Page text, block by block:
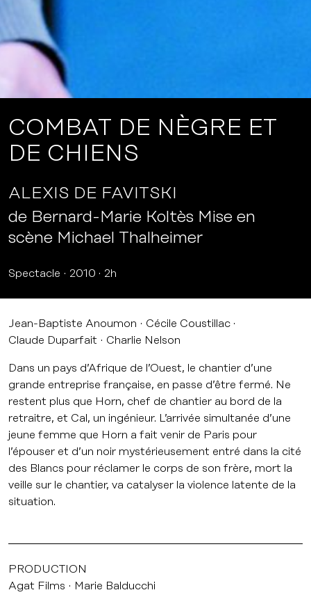
COMBAT DE NÈGRE ET
DE CHIENS
ALEXIS DE FAVITSKI
de Bernard-Marie Koltès Mise en
scène Michael Thalheimer
Spectacle 2010 2h
Jean-Baptiste Anoumon
Cécile Coustillac
Claude Duparfait
Charlie Nelson
Dans un pays d’Afrique de l’Ouest, le chantier d’une
grande entreprise française, en passe d’être fermé. Ne
restent plus que Horn, chef de chantier au bord de la
retraitre, et Cal, un ingénieur. L’arrivée simultanée d’une
jeune femme que Horn a fait venir de Paris pour
l’épouser et d’un noir mystérieusement entré dans la cité
des Blancs pour réclamer le corps de son frère, mort la
veille sur le chantier, va catalyser la violence latente de la
situation.
PRODUCTION
Agat Films
Marie Balducchi